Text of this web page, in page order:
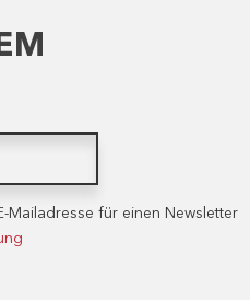
Mailadresse für einen Newsletter